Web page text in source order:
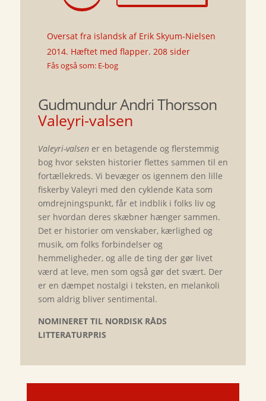
antal
Oversat fra islandsk af Erik Skyum-Nielsen
2014. Hæftet med flapper. 208 sider
Fås også som: E-bog
Gudmundur Andri Thorsson
Valeyri-valsen
Valeyri-valsener en betagende og flerstemmig
bog hvor seksten historier flettes sammen til en
fortællekreds. Vi bevæger os igennem den lille
fiskerby Valeyri med den cyklende Kata som
omdrejningspunkt, får et indblik i folks liv og
ser hvordan deres skæbner hænger sammen.
Det er historier om venskaber, kærlighed og
musik, om folks forbindelser og
hemmeligheder, og alle de ting der gør livet
værd at leve, men som også gør det svært. Der
er en dæmpet nostalgi i teksten, en melankoli
som aldrig bliver sentimental.
NOMINERET TIL NORDISK RÅDS
LITTERATURPRIS